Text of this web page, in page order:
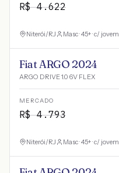
R$4.622
Niterói/RJ Masc · 45+ · c/ jovem
Fiat ARGO 2024
ARGO DRIVE 1.0 6V FLEX
MERCADO
R$4.793
Niterói/RJ Masc · 45+ · c/ jovem